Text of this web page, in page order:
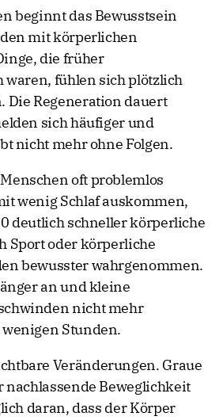
beginnt das Bewusstsein
mit körperlichen
die früher
waren, fühlen sich plötzlich
Die Regeneration dauert
sich häufiger und
nicht mehr ohne Folgen.
oft problemlos
wenig Schlaf auskommen,
deutlich schneller körperliche
Sport oder körperliche
bewusster wahrgenommen.
an und kleine
nicht mehr
Stunden.
Veränderungen. Graue
nachlassende Beweglichkeit
daran, dass der Körper